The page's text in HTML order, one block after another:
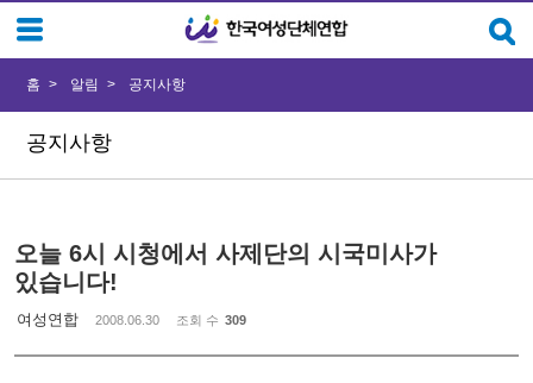
공지사항
홈 알림 공지사항
오늘 6시 시청에서 사제단의 시국미사가
있습니다!
여성연합 2008.06.30 조회 수 309